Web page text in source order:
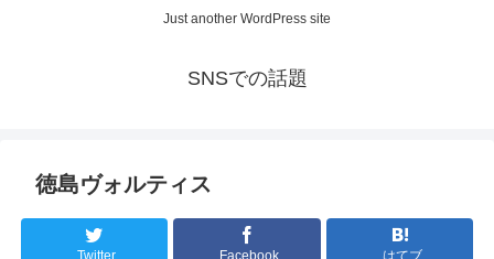
Just another WordPress site
SNSでの話題
徳島ヴォルティス
Twitter Facebook はてブ